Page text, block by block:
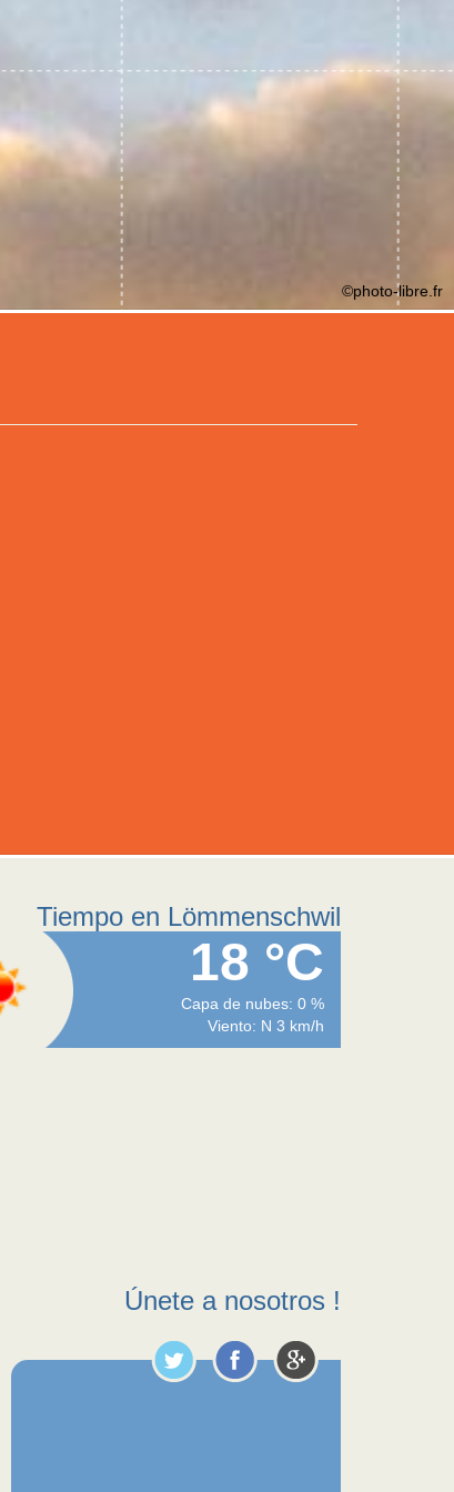
©photo-libre.fr
Tiempo en Lömmenschwil
18 °C
Capa de nubes: 0 %
Viento: N 3 km/h
Únete a nosotros !